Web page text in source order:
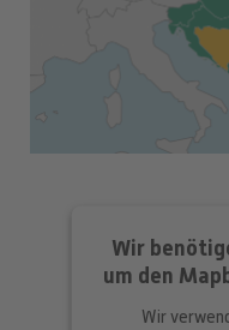
Wir
um den
Wir